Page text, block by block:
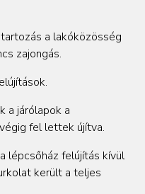
a lakóközösség
zajongás.
a járólapok a
fel lettek újítva.
lépcsőház felújítás kívül
került a teljes